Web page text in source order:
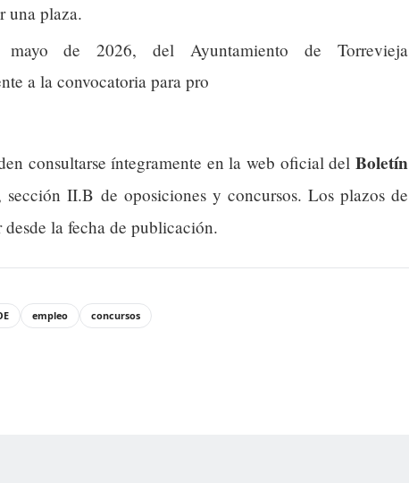
una plaza.
de 2026, del Ayuntamiento de Torrevieja
a la convocatoria para pro
consultarse íntegramente en la web oficial del Boletín
sección II.B de oposiciones y concursos. Los plazos de
la fecha de publicación.
empleo concursos